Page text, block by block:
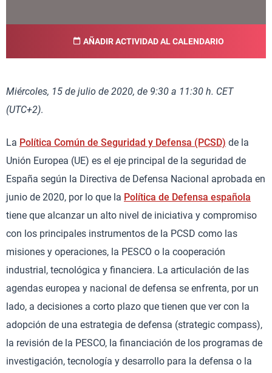
AÑADIR ACTIVIDAD AL CALENDARIO
Miércoles, 15 de julio de 2020, de 9:30 a 11:30 h. CET
(UTC+2).
La Política Común de Seguridad y Defensa (PCSD) de la
Unión Europea (UE) es el eje principal de la seguridad de
España según la Directiva de Defensa Nacional aprobada en
junio de 2020, por lo que la Política de Defensa española
tiene que alcanzar un alto nivel de iniciativa y compromiso
con los principales instrumentos de la PCSD como las
misiones y operaciones, la PESCO o la cooperación
industrial, tecnológica y financiera. La articulación de las
agendas europea y nacional de defensa se enfrenta, por un
lado, a decisiones a corto plazo que tienen que ver con la
adopción de una estrategia de defensa (strategic compass),
la revisión de la PESCO, la financiación de los programas de
investigación, tecnología y desarrollo para la defensa o la